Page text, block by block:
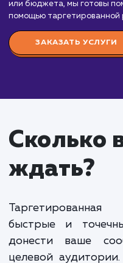
инструмент для
аудитории,
социальных
и других. Наш
вашей целевой
и эффективных
Стоимость
множества
социальную